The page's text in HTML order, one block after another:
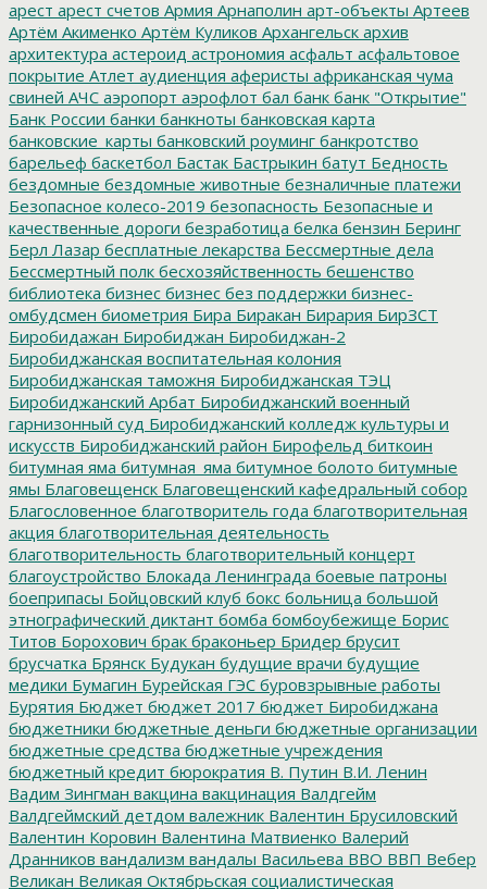
арест арест счетов Армия Арнаполин арт-объекты Артеев
Артём Акименко Артём Куликов Архангельск архив
архитектура астероид астрономия асфальт асфальтовое
покрытие Атлет аудиенция аферисты африканская чума
свиней АЧС аэропорт аэрофлот бал банк банк "Открытие"
Банк России банки банкноты банковская карта
банковские_карты банковский роуминг банкротство
барельеф баскетбол Бастак Бастрыкин батут Бедность
бездомные бездомные животные безналичные платежи
Безопасное колесо-2019 безопасность Безопасные и
качественные дороги безработица белка бензин Беринг
Берл Лазар бесплатные лекарства Бессмертные дела
Бессмертный полк бесхозяйственность бешенство
библиотека бизнес бизнес без поддержки бизнес-
омбудсмен биометрия Бира Биракан Бирария БирЗСТ
Биробидажан Биробиджан Биробиджан-2
Биробиджанская воспитательная колония
Биробиджанская таможня Биробиджанская ТЭЦ
Биробиджанский Арбат Биробиджанский военный
гарнизонный суд Биробиджанский колледж культуры и
искусств Биробиджанский район Бирофельд биткоин
битумная яма битумная_яма битумное болото битумные
ямы Благовещенск Благовещенский кафедральный собор
Благословенное благотворитель года благотворительная
акция благотворительная деятельность
благотворительность благотворительный концерт
благоустройство Блокада Ленинграда боевые патроны
боеприпасы Бойцовский клуб бокс больница большой
этнографический диктант бомба бомбоубежище Борис
Титов Борохович брак браконьер Бридер брусит
брусчатка Брянск Будукан будущие врачи будущие
медики Бумагин Бурейская ГЭС буровзрывные работы
Бурятия Бюджет бюджет 2017 бюджет Биробиджана
бюджетники бюджетные деньги бюджетные организации
бюджетные средства бюджетные учреждения
бюджетный кредит бюрократия В. Путин В.И. Ленин
Вадим Зингман вакцина вакцинация Валдгейм
Валдгеймский детдом валежник Валентин Брусиловский
Валентин Коровин Валентина Матвиенко Валерий
Дранников вандализм вандалы Васильева ВВО ВВП Вебер
Великан Великая Октябрьская социалистическая